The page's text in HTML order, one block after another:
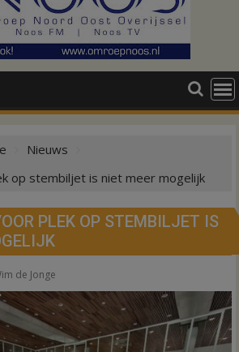
Nieuws
op stembiljet is niet meer mogelijk
PLEK OP STEMBILJET IS
de Jonge